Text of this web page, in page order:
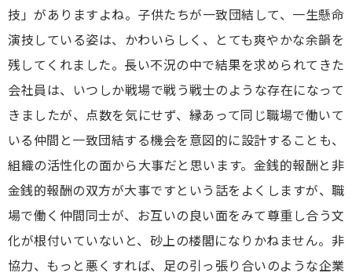
技」がありますよね。子供たちが一致団結して、一生懸命
演技している姿は、かわいらしく、とても爽やかな余韻を
残してくれました。長い不況の中で結果を求められてきた
会社員は、いつしか戦場で戦う戦士のような存在になって
きましたが、点数を気にせず、縁あって同じ職場で働いて
いる仲間と一致団結する機会を意図的に設計することも、
組織の活性化の面から大事だと思います。金銭的報酬と非
金銭的報酬の双方が大事ですという話をよくしますが、職
場で働く仲間同士が、お互いの良い面をみて尊重し合う文
化が根付いていないと、砂上の楼閣になりかねません。非
協力、もっと悪くすれば、足の引っ張り合いのような企業